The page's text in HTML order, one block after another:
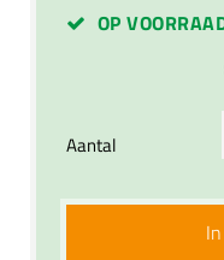
OP
Aantal